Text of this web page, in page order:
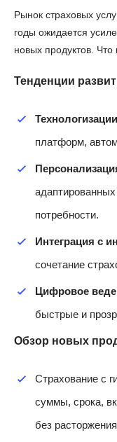
Рынок страховых
годы ожидается
новых продуктов.
Тенденции
Технологизации
платформ,
потребности.
Интеграция с
сочетание
Цифровое
быстрые и
Обзор новых
Страхование с
суммы, срока,
без